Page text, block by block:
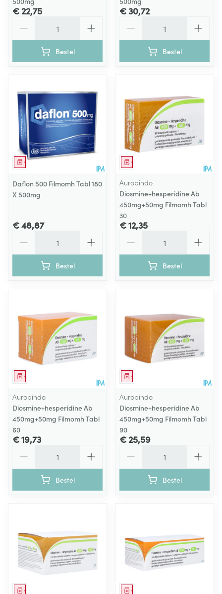
€ 22,75
Bestel
€ 30,72
Bestel
Geneesmiddel
Daflon 500 Filmomh Tabl 180
X 500mg
€ 48,87
Bestel
Geneesmiddel
Aurobindo
Diosmine+hesperidine Ab
450mg+50mg Filmomh Tabl
30
€ 12,35
Bestel
Geneesmiddel
Aurobindo
Diosmine+hesperidine Ab
450mg+50mg Filmomh Tabl
60
€ 19,73
Bestel
Geneesmiddel
Aurobindo
Diosmine+hesperidine Ab
450mg+50mg Filmomh Tabl
90
€ 25,59
Bestel
Geneesmiddel Geneesmiddel